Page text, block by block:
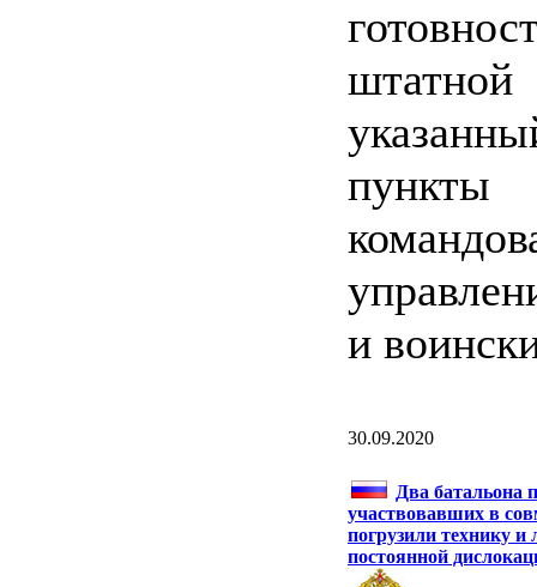
и
30.09.2020
Два батальона
участвовавших в
погрузили технику
постоянной